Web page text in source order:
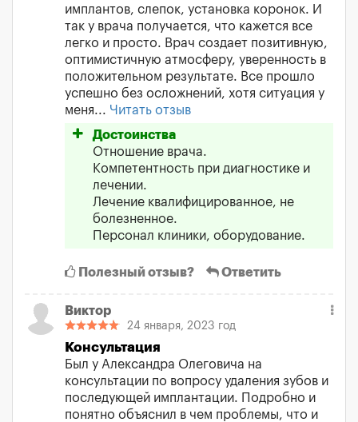
имплантов, слепок, установка коронок. И
так у врача получается, что кажется все
легко и просто. Врач создает позитивную,
оптимистичную атмосферу, уверенность в
положительном результате. Все прошло
успешно без осложнений, хотя ситуация у
меня... Читать отзыв
Достоинства
Отношение врача.
Компетентность при диагностике и
лечении.
Лечение квалифицированное, не
болезненное.
Персонал клиники, оборудование.
Полезный отзыв? Ответить
Виктор
24 января, 2023 год
Консультация
Был у Александра Олеговича на
консультации по вопросу удаления зубов и
последующей имплантации. Подробно и
понятно объяснил в чем проблемы, что и